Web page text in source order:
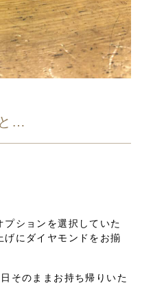
…
ションを選択していた
げにダイヤモンドをお揃
そのままお持ち帰りいた